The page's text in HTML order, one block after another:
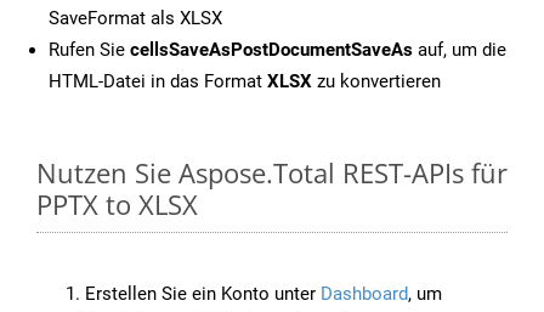
SaveFormat als XLSX
Rufen Sie cellsSaveAsPostDocumentSaveAs auf, um die
HTML-Datei in das Format XLSX zu konvertieren
Nutzen Sie Aspose.Total REST-APIs für
PPTX to XLSX
Erstellen Sie ein Konto unter Dashboard, um